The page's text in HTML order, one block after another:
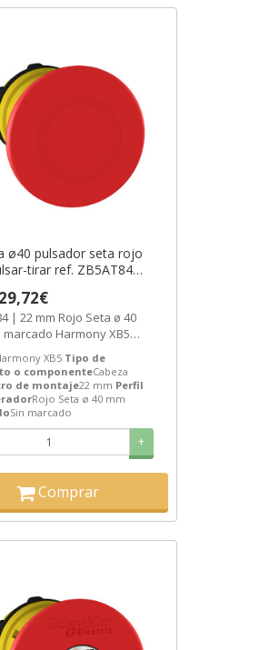
ø40 pulsador seta rojo
tirar ref. ZB5AT84
29,72€
| 22 mm Rojo Seta ø 40
marcado Harmony XB5
XB5 Tipo de
o componenteCabeza
de montaje22 mm Perfil
Rojo Seta ø 40 mm
Sin marcado
+
Comprar